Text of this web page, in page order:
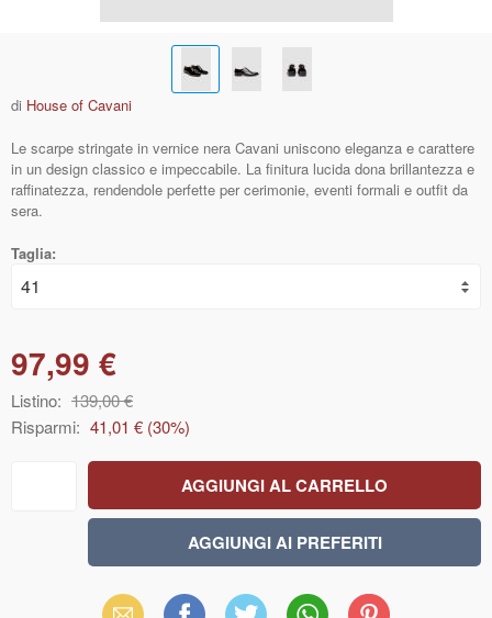
di House of Cavani
Le scarpe stringate in vernice nera Cavani uniscono eleganza e carattere
in un design classico e impeccabile. La finitura lucida dona brillantezza e
raffinatezza, rendendole perfette per cerimonie, eventi formali e outfit da
sera.
Taglia:
97,99 €
Listino: 139,00 €
Risparmi: 41,01 € (30%)